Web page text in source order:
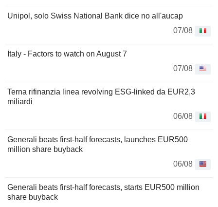
Unipol, solo Swiss National Bank dice no all'aucap
07/08
Italy - Factors to watch on August 7
07/08
Terna rifinanzia linea revolving ESG-linked da EUR2,3
miliardi
06/08
Generali beats first-half forecasts, launches EUR500
million share buyback
06/08
Generali beats first-half forecasts, starts EUR500 million
share buyback